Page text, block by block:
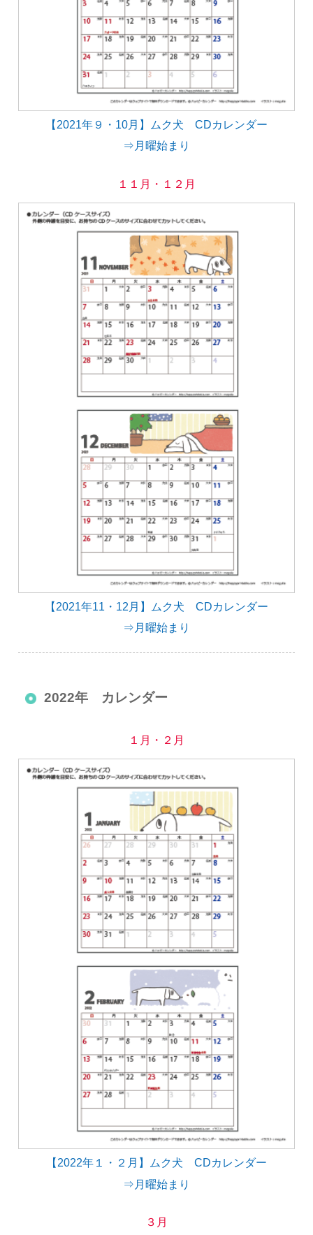
【2021年９・10月】ムク犬 CDカレンダー
⇒月曜始まり
１１月・１２月
【2021年11・12月】ムク犬 CDカレンダー
⇒月曜始まり
2022年 カレンダー
１月・２月
【2022年１・２月】ムク犬 CDカレンダー
⇒月曜始まり
３月